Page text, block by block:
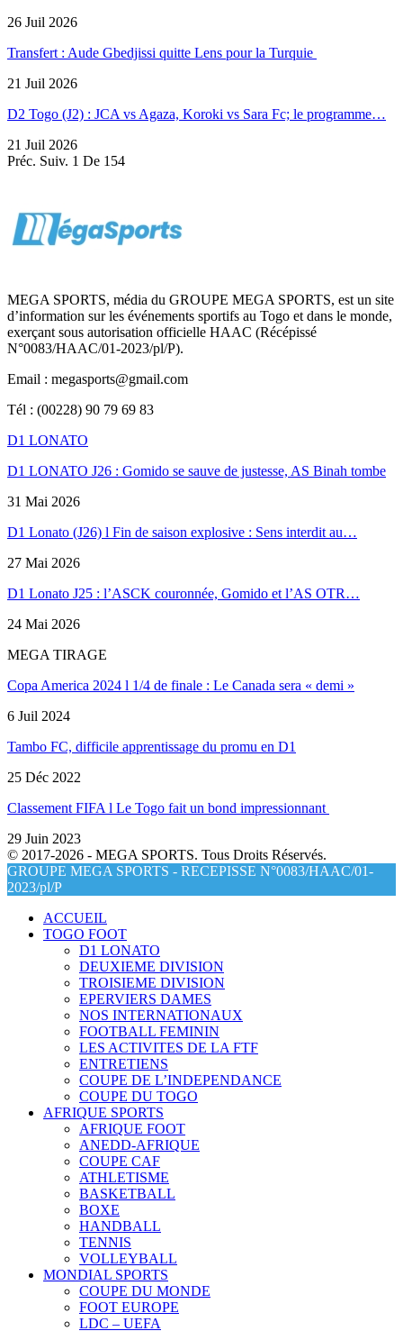
26 Juil 2026
Transfert : Aude Gbedjissi quitte Lens pour la Turquie
21 Juil 2026
D2 Togo (J2) : JCA vs Agaza, Koroki vs Sara Fc; le programme…
21 Juil 2026
Préc. Suiv. 1 De 154
MEGA SPORTS, média du GROUPE MEGA SPORTS, est un site
d’information sur les événements sportifs au Togo et dans le monde,
exerçant sous autorisation officielle HAAC (Récépissé
N°0083/HAAC/01-2023/pl/P).
Email : megasports@gmail.com
Tél : (00228) 90 79 69 83
D1 LONATO
D1 LONATO J26 : Gomido se sauve de justesse, AS Binah tombe
31 Mai 2026
D1 Lonato (J26) l Fin de saison explosive : Sens interdit au…
27 Mai 2026
D1 Lonato J25 : l’ASCK couronnée, Gomido et l’AS OTR…
24 Mai 2026
MEGA TIRAGE
Copa America 2024 l 1/4 de finale : Le Canada sera « demi »
6 Juil 2024
Tambo FC, difficile apprentissage du promu en D1
25 Déc 2022
Classement FIFA l Le Togo fait un bond impressionnant
29 Juin 2023
© 2017-2026 - MEGA SPORTS. Tous Droits Réservés.
GROUPE MEGA SPORTS - RECEPISSE N°0083/HAAC/01-
2023/pl/P
ACCUEIL
TOGO FOOT
D1 LONATO
DEUXIEME DIVISION
TROISIEME DIVISION
EPERVIERS DAMES
NOS INTERNATIONAUX
FOOTBALL FEMININ
LES ACTIVITES DE LA FTF
ENTRETIENS
COUPE DE L’INDEPENDANCE
COUPE DU TOGO
AFRIQUE SPORTS
AFRIQUE FOOT
ANEDD-AFRIQUE
COUPE CAF
ATHLETISME
BASKETBALL
BOXE
HANDBALL
TENNIS
VOLLEYBALL
MONDIAL SPORTS
COUPE DU MONDE
FOOT EUROPE
LDC – UEFA